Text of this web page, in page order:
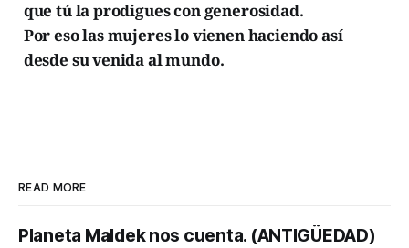
que tú la prodigues con generosidad.
Por eso las mujeres lo vienen haciendo así
desde su venida al mundo.
READ MORE
Planeta Maldek nos cuenta. (ANTIGÜEDAD)